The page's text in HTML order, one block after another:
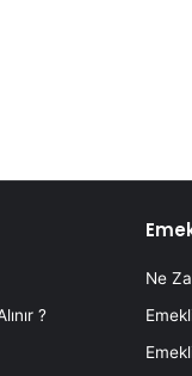
?
Ne